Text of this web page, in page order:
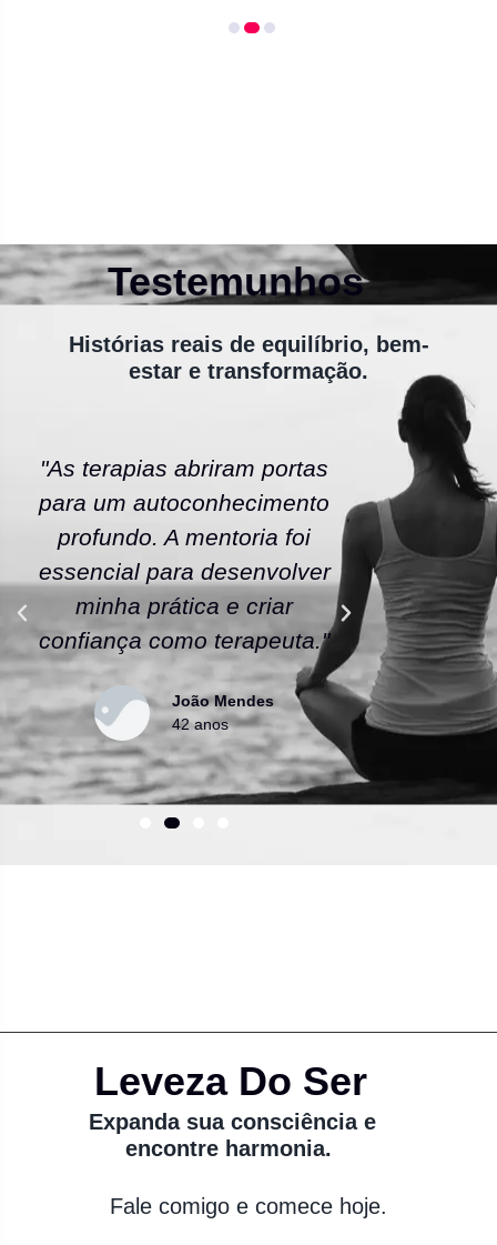
Testemunhos
Histórias reais de equilíbrio, bem-
estar e transformação.
"As terapias abriram portas
para um autoconhecimento
profundo. A mentoria foi
essencial para desenvolver
minha prática e criar
confiança como terapeuta."
João Mendes
42 anos
"A
escola
As
uma
Leveza Do Ser
Expanda sua consciência e
encontre harmonia.
Fale comigo e comece hoje.